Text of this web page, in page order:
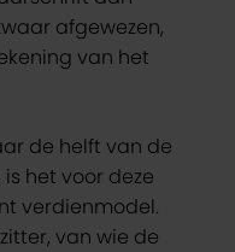
afgewezen,
van het
de helft van de
het voor deze
verdienmodel.
van wie de